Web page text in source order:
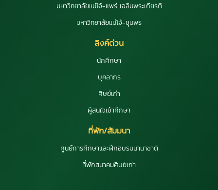
มหาวิทยาลัยแม่โจ้-แพร่ เฉลิมพระเกียรติ
มหาวิทยาลัยแม่โจ้-ชุมพร
ลิงค์ด่วน
นักศึกษา
บุคลากร
ศิษย์เก่า
ผู้สนใจเข้าศึกษา
ที่พัก/สัมมนา
ศูนย์การศึกษาและฝึกอบรมนานาชาติ
ที่พักสมาคมศิษย์เก่า